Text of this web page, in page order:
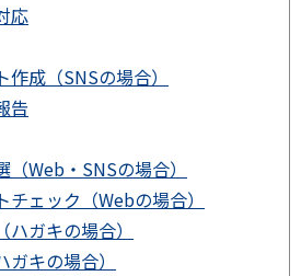
応
成（SNSの場合）
告
（Web・SNSの場合）
チェック（Webの場合）
ガキの場合）
キの場合）